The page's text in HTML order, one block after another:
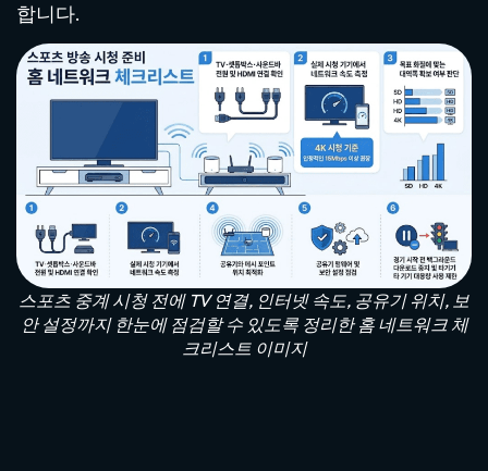
합니다.
스포츠 중계 시청 전에 TV 연결, 인터넷 속도, 공유기 위치, 보
안 설정까지 한눈에 점검할 수 있도록 정리한 홈 네트워크 체
크리스트 이미지